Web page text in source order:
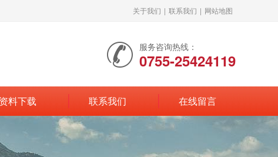
关于我们 | 联系我们 | 网站地图
服务咨询热线：
0755-25424119
资料下载 联系我们 在线留言